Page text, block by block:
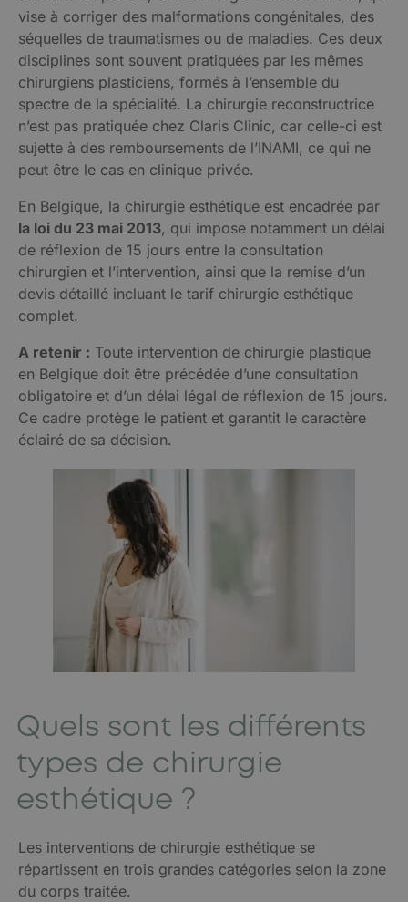
vise à corriger des malformations congénitales, des
séquelles de traumatismes ou de maladies. Ces deux
disciplines sont souvent pratiquées par les mêmes
chirurgiens plasticiens, formés à l’ensemble du
spectre de la spécialité. La chirurgie reconstructrice
n’est pas pratiquée chez Claris Clinic, car celle-ci est
sujette à des remboursements de l’INAMI, ce qui ne
peut être le cas en clinique privée.
En Belgique, la chirurgie esthétique est encadrée par
la loi du 23 mai 2013, qui impose notamment un délai
de réflexion de 15 jours entre la consultation
chirurgien et l’intervention, ainsi que la remise d’un
devis détaillé incluant le tarif chirurgie esthétique
complet.
A retenir : Toute intervention de chirurgie plastique
en Belgique doit être précédée d’une consultation
obligatoire et d’un délai légal de réflexion de 15 jours.
Ce cadre protège le patient et garantit le caractère
éclairé de sa décision.
Quels sont les différents
types de chirurgie
esthétique ?
Les interventions de chirurgie esthétique se
répartissent en trois grandes catégories selon la zone
du corps traitée.